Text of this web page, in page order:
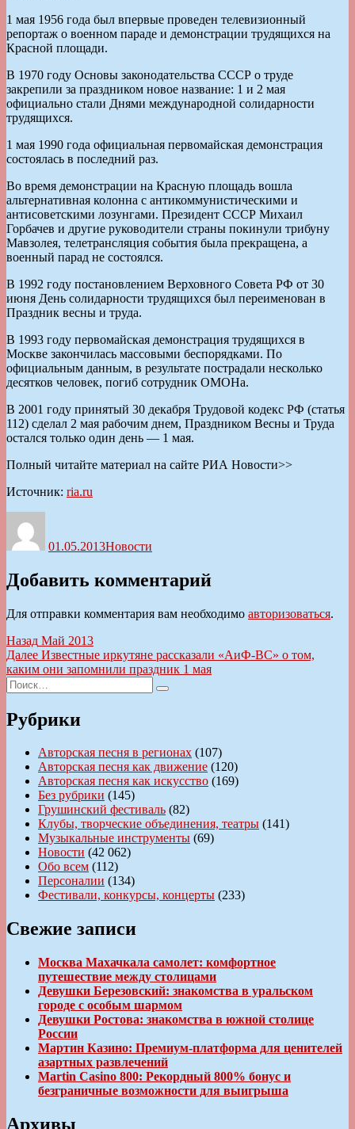
1 мая 1956 года был впервые проведен телевизионный
репортаж о военном параде и демонстрации трудящихся на
Красной площади.
В 1970 году Основы законодательства СССР о труде
закрепили за праздником новое название: 1 и 2 мая
официально стали Днями международной солидарности
трудящихся.
1 мая 1990 года официальная первомайская демонстрация
состоялась в последний раз.
Во время демонстрации на Красную площадь вошла
альтернативная колонна с антикоммунистическими и
антисоветскими лозунгами. Президент СССР Михаил
Горбачев и другие руководители страны покинули трибуну
Мавзолея, телетрансляция события была прекращена, а
военный парад не состоялся.
В 1992 году постановлением Верховного Совета РФ от 30
июня День солидарности трудящихся был переименован в
Праздник весны и труда.
В 1993 году первомайская демонстрация трудящихся в
Москве закончилась массовыми беспорядками. По
официальным данным, в результате пострадали несколько
десятков человек, погиб сотрудник ОМОНа.
В 2001 году принятый 30 декабря Трудовой кодекс РФ (статья
112) сделал 2 мая рабочим днем, Праздником Весны и Труда
остался только один день — 1 мая.
Полный читайте материал на сайте РИА Новости>>
Источник: ria.ru
01.05.2013Новости
Добавить комментарий
Для отправки комментария вам необходимо авторизоваться.
Навигация
по
записям
Назад Предыдущая
запись:
Май 2013
Далее Следующая
запись:
Известные иркутяне рассказали «АиФ-ВС» о том,
каким они запомнили праздник 1 мая
Искать:
Поиск
Рубрики
Авторская песня в регионах (107)
Авторская песня как движение (120)
Авторская песня как искусство (169)
Без рубрики (145)
Грушинский фестиваль (82)
Клубы, творческие объединения, театры (141)
Музыкальные инструменты (69)
Новости (42 062)
Обо всем (112)
Персоналии (134)
Фестивали, конкурсы, концерты (233)
Свежие записи
Москва Махачкала самолет: комфортное
путешествие между столицами
Девушки Березовский: знакомства в уральском
городе с особым шармом
Девушки Ростова: знакомства в южной столице
России
Мартин Казино: Премиум-платформа для ценителей
азартных развлечений
Martin Casino 800: Рекордный 800% бонус и
безграничные возможности для выигрыша
Архивы